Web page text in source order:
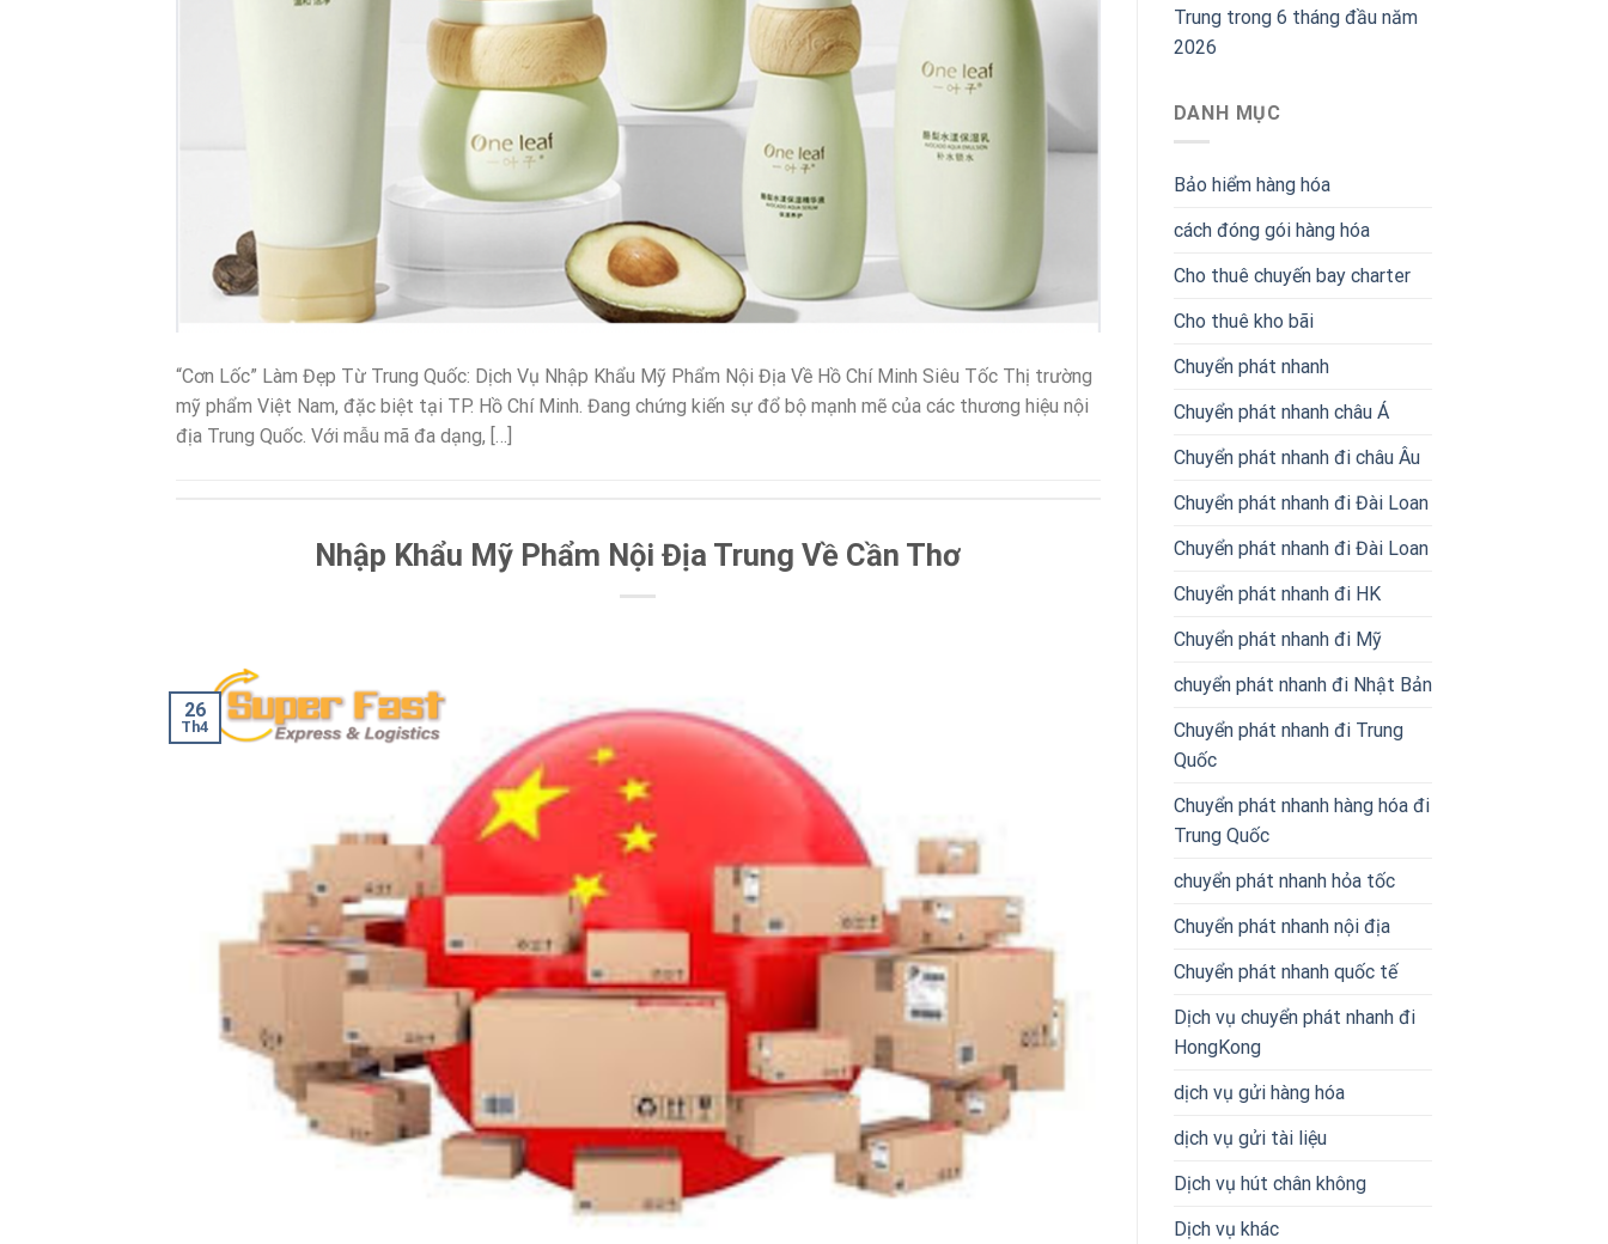
“Cơn Lốc” Làm Đẹp Từ Trung Quốc: Dịch Vụ Nhập Khẩu Mỹ Phẩm Nội Địa Về Hồ Chí Minh Siêu Tốc Thị trường
mỹ phẩm Việt Nam, đặc biệt tại TP. Hồ Chí Minh. Đang chứng kiến sự đổ bộ mạnh mẽ của các thương hiệu nội
địa Trung Quốc. Với mẫu mã đa dạng, […]
Nhập Khẩu Mỹ Phẩm Nội Địa Trung Về Cần Thơ
26
Th4
Trung trong 6 tháng đầu năm
2026
DANH MỤC
Bảo hiểm hàng hóa
cách đóng gói hàng hóa
Cho thuê chuyến bay charter
Cho thuê kho bãi
Chuyển phát nhanh
Chuyển phát nhanh châu Á
Chuyển phát nhanh đi châu Âu
Chuyển phát nhanh đi Đài Loan
Chuyển phát nhanh đi Đài Loan
Chuyển phát nhanh đi HK
Chuyển phát nhanh đi Mỹ
chuyển phát nhanh đi Nhật Bản
Chuyển phát nhanh đi Trung
Quốc
Chuyển phát nhanh hàng hóa đi
Trung Quốc
chuyển phát nhanh hỏa tốc
Chuyển phát nhanh nội địa
Chuyển phát nhanh quốc tế
Dịch vụ chuyển phát nhanh đi
HongKong
dịch vụ gửi hàng hóa
dịch vụ gửi tài liệu
Dịch vụ hút chân không
Dịch vụ khác